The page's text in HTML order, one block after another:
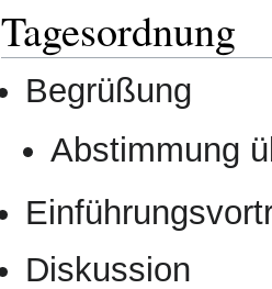
Tagesordnung
Begrüßung
Abstimmung
Diskussion